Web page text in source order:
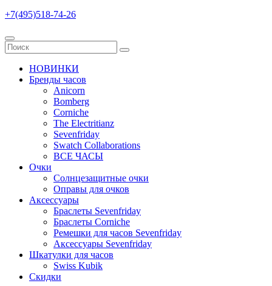
+7(495)518-74-26
НОВИНКИ
Бренды часов
Anicorn
Bomberg
Corniche
The Electritianz
Sevenfriday
Swatch Collaborations
ВСЕ ЧАСЫ
Очки
Солнцезащитные очки
Оправы для очков
Аксессуары
Браслеты Sevenfriday
Браслеты Corniche
Ремешки для часов Sevenfriday
Аксессуары Sevenfriday
Шкатулки для часов
Swiss Kubik
Скидки